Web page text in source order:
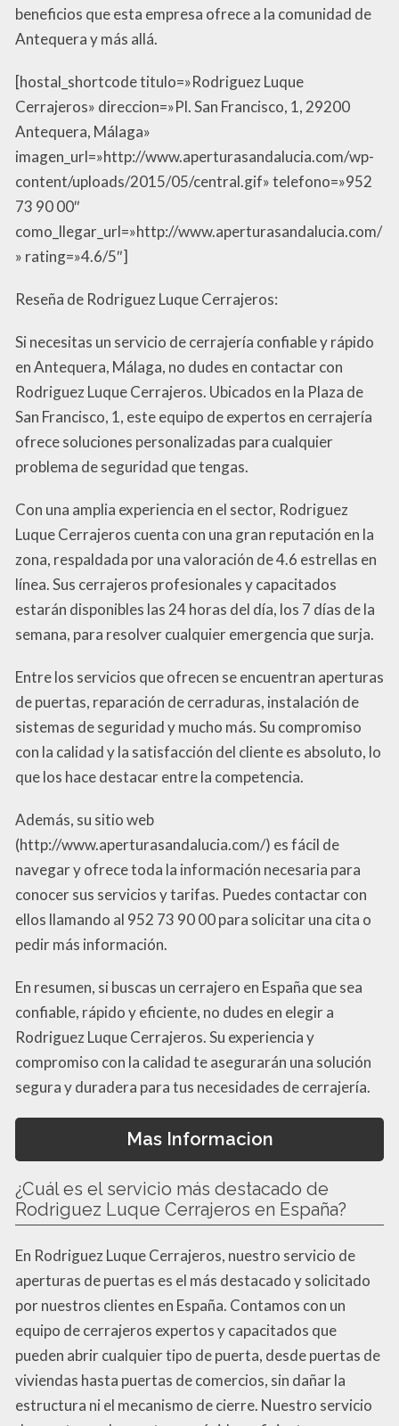
beneficios que esta empresa ofrece a la comunidad de
Antequera y más allá.
[hostal_shortcode titulo=»Rodriguez Luque
Cerrajeros» direccion=»Pl. San Francisco, 1, 29200
Antequera, Málaga»
imagen_url=»http://www.aperturasandalucia.com/wp-
content/uploads/2015/05/central.gif» telefono=»952
73 90 00″
como_llegar_url=»http://www.aperturasandalucia.com/
» rating=»4.6/5″]
Reseña de Rodriguez Luque Cerrajeros:
Si necesitas un servicio de cerrajería confiable y rápido
en Antequera, Málaga, no dudes en contactar con
Rodriguez Luque Cerrajeros. Ubicados en la Plaza de
San Francisco, 1, este equipo de expertos en cerrajería
ofrece soluciones personalizadas para cualquier
problema de seguridad que tengas.
Con una amplia experiencia en el sector, Rodriguez
Luque Cerrajeros cuenta con una gran reputación en la
zona, respaldada por una valoración de 4.6 estrellas en
línea. Sus cerrajeros profesionales y capacitados
estarán disponibles las 24 horas del día, los 7 días de la
semana, para resolver cualquier emergencia que surja.
Entre los servicios que ofrecen se encuentran aperturas
de puertas, reparación de cerraduras, instalación de
sistemas de seguridad y mucho más. Su compromiso
con la calidad y la satisfacción del cliente es absoluto, lo
que los hace destacar entre la competencia.
Además, su sitio web
(http://www.aperturasandalucia.com/) es fácil de
navegar y ofrece toda la información necesaria para
conocer sus servicios y tarifas. Puedes contactar con
ellos llamando al 952 73 90 00 para solicitar una cita o
pedir más información.
En resumen, si buscas un cerrajero en España que sea
confiable, rápido y eficiente, no dudes en elegir a
Rodriguez Luque Cerrajeros. Su experiencia y
compromiso con la calidad te asegurarán una solución
segura y duradera para tus necesidades de cerrajería.
Mas Informacion
¿Cuál es el servicio más destacado de
Rodriguez Luque Cerrajeros en España?
En Rodriguez Luque Cerrajeros, nuestro servicio de
aperturas de puertas es el más destacado y solicitado
por nuestros clientes en España. Contamos con un
equipo de cerrajeros expertos y capacitados que
pueden abrir cualquier tipo de puerta, desde puertas de
viviendas hasta puertas de comercios, sin dañar la
estructura ni el mecanismo de cierre. Nuestro servicio